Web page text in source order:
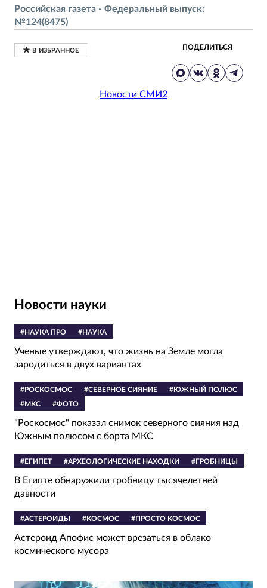
Российская газета - Федеральный выпуск:
№124(8475)
ПОДЕЛИТЬСЯ
Новости СМИ2
Новости науки
#НАУКА ПРО #НАУКА
Ученые утверждают, что жизнь на Земле могла
зародиться в двух вариантах
#РОСКОСМОС #СЕВЕРНОЕ СИЯНИЕ
#ЮЖНЫЙ ПОЛЮС
#МКС
#ФОТО
"Роскосмос" показал снимок северного сияния над
Южным полюсом с борта МКС
#ЕГИПЕТ #АРХЕОЛОГИЧЕСКИЕ НАХОДКИ #ГРОБНИЦЫ
В Египте обнаружили гробницу тысячелетней
давности
#АСТЕРОИДЫ #КОСМОС #ПРОСТО КОСМОС
Астероид Апофис может врезаться в облако
космического мусора